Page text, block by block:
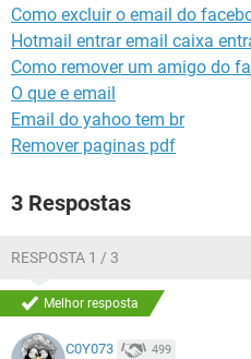
Como excluir o email do
Hotmail entrar email caixa
Como remover um amigo do
O que e email
Email do yahoo tem br
Remover paginas pdf
3 Respostas
RESPOSTA 1 / 3
Melhor resposta
C0Y073 499